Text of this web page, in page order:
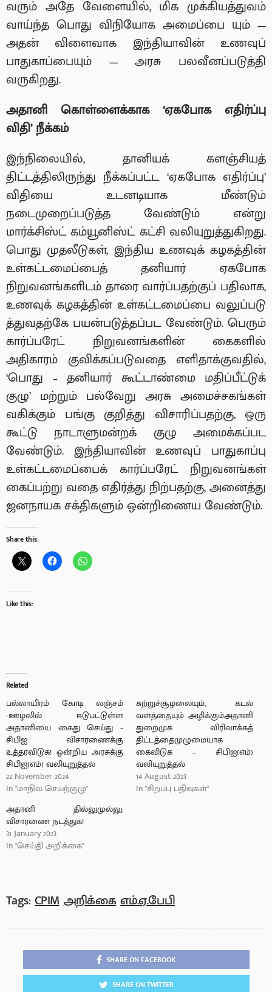
வரும் அதே வேளையில், மிக முக்கியத்துவம்
வாய்ந்த பொது விநியோக அமைப்பை யும் —
அதன் விளைவாக இந்தியாவின் உணவுப்
பாதுகாப்பையும் — அரசு பலவீனப்படுத்தி
வருகிறது.
அதானி கொள்ளைக்காக ‘ஏகபோக எதிர்ப்பு
விதி’ நீக்கம்
இந்நிலையில், தானியக் களஞ்சியத்
திட்டத்திலிருந்து நீக்கப்பட்ட ‘ஏகபோக எதிர்ப்பு’
விதியை உடனடியாக மீண்டும்
நடைமுறைப்படுத்த வேண்டும் என்று
மார்க்சிஸ்ட் கம்யூனிஸ்ட் கட்சி வலியுறுத்துகிறது.
பொது முதலீடுகள், இந்திய உணவுக் கழகத்தின்
உள்கட்டமைப்பைத் தனியார் ஏகபோக
நிறுவனங்களிடம் தாரை வார்ப்பதற்குப் பதிலாக,
உணவுக் கழகத்தின் உள்கட்டமைப்பை வலுப்படு
த்துவதற்கே பயன்படுத்தப்பட வேண்டும். பெரும்
கார்ப்பரேட் நிறுவனங்களின் கைகளில்
அதிகாரம் குவிக்கப்படுவதை எளிதாக்குவதில்,
‘பொது – தனியார் கூட்டாண்மை மதிப்பீட்டுக்
குழு’ மற்றும் பல்வேறு அரசு அமைச்சகங்கள்
வகிக்கும் பங்கு குறித்து விசாரிப்பதற்கு, ஒரு
கூட்டு நாடாளுமன்றக் குழு அமைக்கப்பட
வேண்டும். இந்தியாவின் உணவுப் பாதுகாப்பு
உள்கட்டமைப்பைக் கார்ப்பரேட் நிறுவனங்கள்
கைப்பற்று வதை எதிர்த்து நிற்பதற்கு, அனைத்து
ஜனநாயக சக்திகளும் ஒன்றிணைய வேண்டும்.
Share this:
Like this:
Related
பல்லாயிரம் கோடி லஞ்சம்
-ஊழலில் ஈடுபட்டுள்ள
அதானியை கைது செய்து –
சிபிஐ விசாரணைக்கு
உத்தரவிடுக! ஒன்றிய அரசுக்கு
சிபிஐ(எம்) வலியுறுத்தல்
22 November 2024
In "மாநில செயற்குழு"
சுற்றுச்சூழலையும், கடல்
வளத்தையும் அழிக்கும்அதானி
துறைமுக விரிவாக்கத்
திட்டத்தைமுழுமையாக
கைவிடுக – சிபிஐ(எம்)
வலியுறுத்தல்
14 August 2023
In "சிறப்பு பதிவுகள்"
அதானி தில்லுமுல்லு:
விசாரணை நடத்துக!
31 January 2023
In "செய்தி அறிக்கை"
Tags: CPIM அறிக்கை எம்.ஏ.பேபி
SHARE ON FACEBOOK
SHARE ON TWITTER